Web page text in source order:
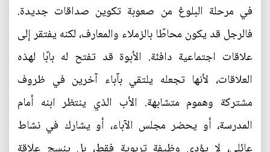
في مرحلة البلوغ من صعوبة تكوين صداقات جديدة.
فالرجل قد يكون محاطًا بالزملاء والمعارف، لكنه يفتقر إلى
علاقات اجتماعية دافئة. الأبوة قد تفتح له بابًا لهذه
العلاقات، لأنها تجعله يلتقي بآباء آخرين في ظروف
مشتركة وهموم متشابهة. الأب الذي ينتظر ابنه أمام
المدرسة، أو يحضر مجلس الآباء، أو يشارك في نشاط